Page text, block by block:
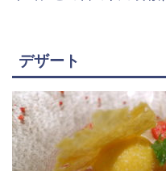
デザート